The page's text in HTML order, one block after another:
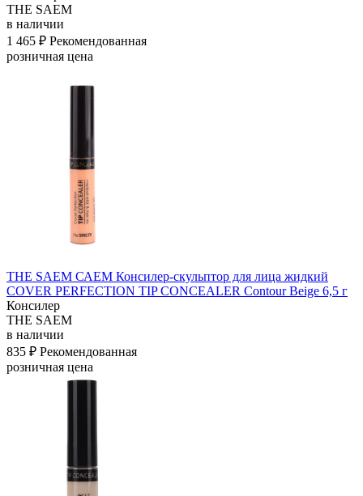
THE SAEM
в наличии
1 465 ₽ Рекомендованная
розничная цена
THE SAEM САЕМ Консилер-скульптор для лица жидкий
COVER PERFECTION TIP CONCEALER Contour Beige 6,5 г
Консилер
THE SAEM
в наличии
835 ₽ Рекомендованная
розничная цена